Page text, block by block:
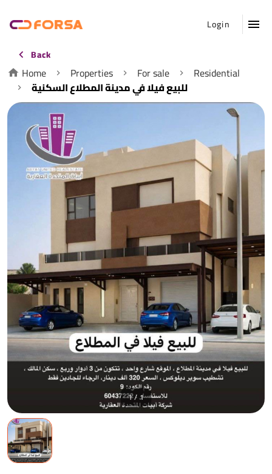
Login
Back
Home Properties For sale
Residential
للبيع فيلا في مدينة المطلاع السكنية
1 / 1